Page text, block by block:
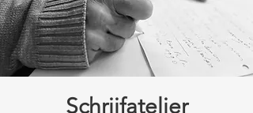
Schrijfatelier